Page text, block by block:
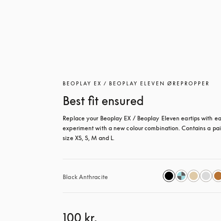
BEOPLAY EX / BEOPLAY ELEVEN ØREPROPPER
Best fit ensured
Replace your Beoplay EX / Beoplay Eleven eartips with
experiment with a new colour combination. Contains a
size XS, S, M and L.
Black Anthracite
100 kr.